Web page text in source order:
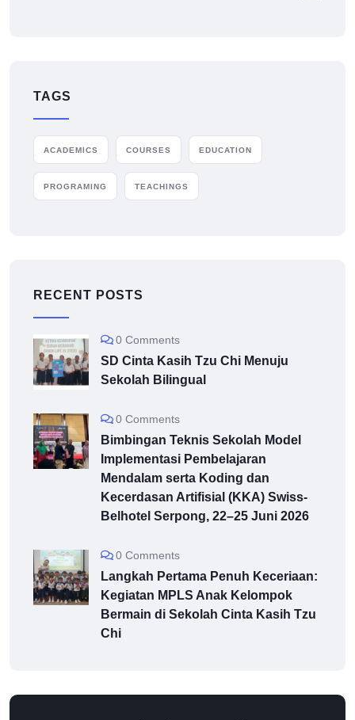
TAGS
ACADEMICS COURSES EDUCATION
PROGRAMING TEACHINGS
RECENT POSTS
0 Comments
SD Cinta Kasih Tzu Chi Menuju
Sekolah Bilingual
0 Comments
Bimbingan Teknis Sekolah Model
Implementasi Pembelajaran
Mendalam serta Koding dan
Kecerdasan Artifisial (KKA) Swiss-
Belhotel Serpong, 22–25 Juni 2026
0 Comments
Langkah Pertama Penuh Keceriaan:
Kegiatan MPLS Anak Kelompok
Bermain di Sekolah Cinta Kasih Tzu
Chi